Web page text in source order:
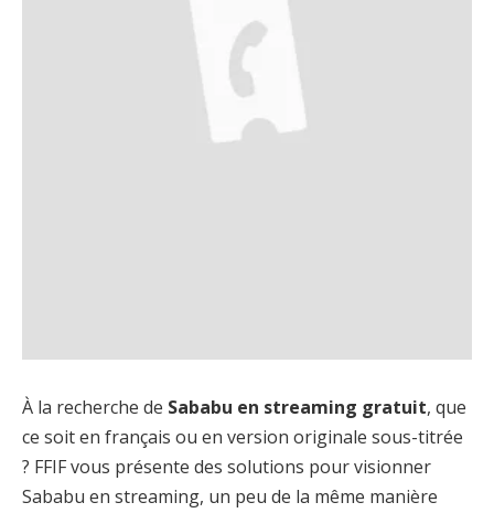
À la recherche de Sababu en streaming gratuit, que
ce soit en français ou en version originale sous-titrée
? FFIF vous présente des solutions pour visionner
Sababu en streaming, un peu de la même manière